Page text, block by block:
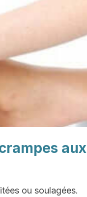
aux
ou soulagées.